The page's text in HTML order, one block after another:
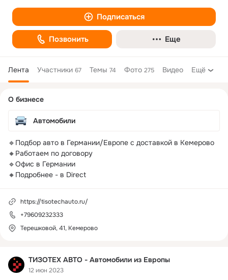
Подписаться
Позвонить Еще
Лента Участники 67 Темы 74 Фото 275 Видео Ещё
ТИЗОТЕХ АВТО - Автомобили из Европы
12 июн 2023
колонка
О бизнесе
Автомобили
🔹Подбор авто в Германии/Европе с доставкой в Кемерово
🔸Работаем по договору
🔹Офис в Германии
🔸Подробнее - в Direct
https://tisotechauto.ru/
+79609232333
Терешковой, 41, Кемерово